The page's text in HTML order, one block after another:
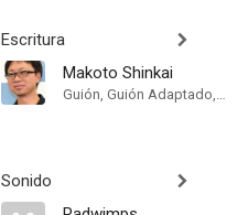
Escritura
Makoto Shinkai
Guión, Guión Adaptado, Original Story
Sonido